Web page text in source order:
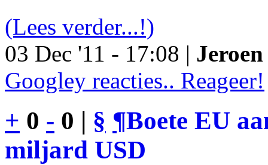
(Lees verder...!)
03 Dec '11 - 17:08 |
Googley reacties.. Reageer!
+ 0 - 0 | § ¶Boete EU
miljard USD